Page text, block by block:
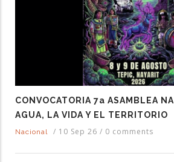
CONVOCATORIA 7a ASAMBLEA
AGUA, LA VIDA Y EL TERRITORIO
Nacional / 10 Sep 26 / 0 comments